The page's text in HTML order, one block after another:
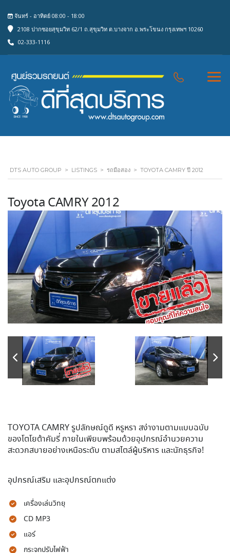
จันทร์ - อาทิตย์ 08:00 - 18:00
2108 ปากซอยสุขุมวิท 62/1 ถ.สุขุมวิท ต.บางจาก อ.พระโขนง กรุงเทพฯ 10260
02-333-1116
DTS AUTO GROUP > LISTINGS > รถมือสอง > TOYOTA CAMRY ปี 2012
Toyota CAMRY 2012
TOYOTA CAMRY รูปลักษณ์ดูดี หรูหรา สง่างามตามแบบฉบับ
ของโตโยต้าคัมรี่ ภายในเพียบพร้อมด้วยอุปกรณ์อำนวยความ
สะดวกสบายอย่างเหนือระดับ ตามสไตล์ผู้บริหาร และนักธุรกิจ!
อุปกรณ์เสริม และอุปกรณ์ตกแต่ง
เครื่องเล่นวิทยุ
CD MP3
แอร์
กระจกปรับไฟฟ้า